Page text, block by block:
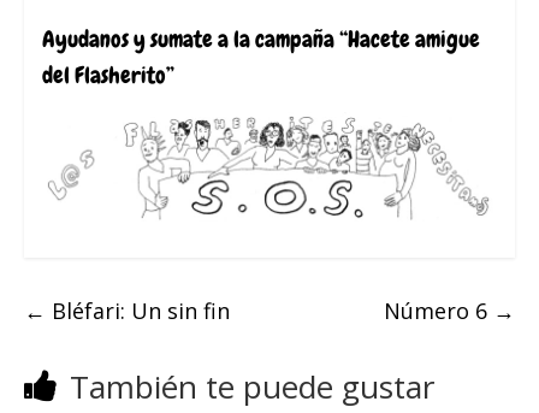
Ayudanos y sumate a la campaña “Hacete amigue
del Flasherito”
← Bléfari: Un sin fin Número 6 →
También te puede gustar